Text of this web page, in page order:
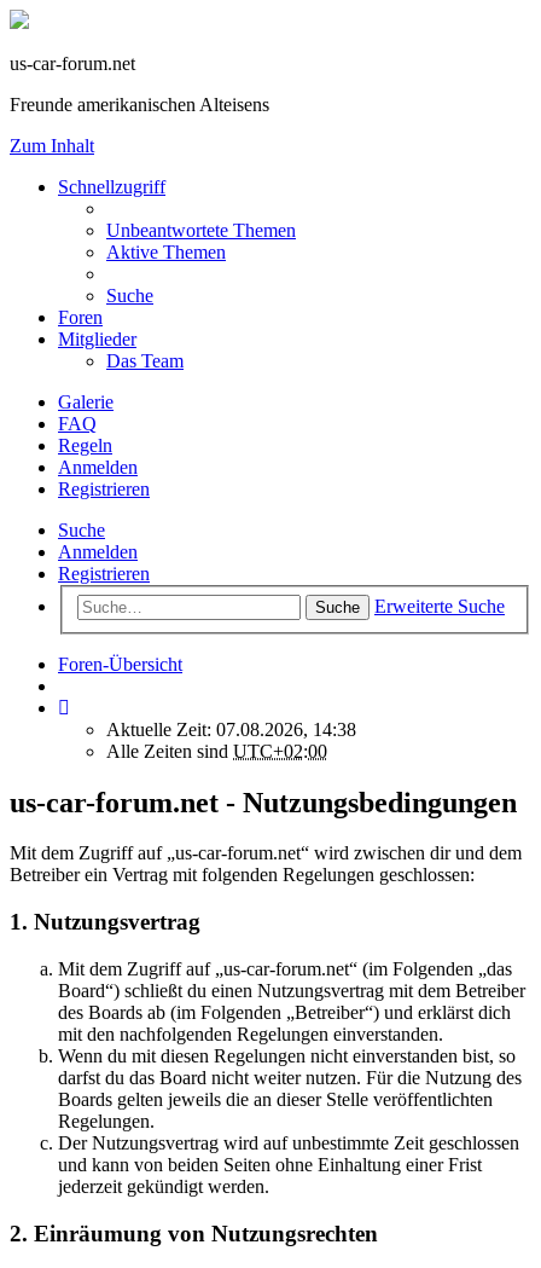
us-car-forum.net
Freunde amerikanischen Alteisens
Zum Inhalt
Schnellzugriff
Unbeantwortete Themen
Aktive Themen
Suche
Foren
Mitglieder
Das Team
Galerie
FAQ
Regeln
Anmelden
Registrieren
Suche
Anmelden
Registrieren
Suche Erweiterte Suche
Foren-Übersicht
Aktuelle Zeit: 07.08.2026, 14:38
Alle Zeiten sind UTC+02:00
us-car-forum.net - Nutzungsbedingungen
Mit dem Zugriff auf „us-car-forum.net“ wird zwischen dir und dem
Betreiber ein Vertrag mit folgenden Regelungen geschlossen:
1. Nutzungsvertrag
Mit dem Zugriff auf „us-car-forum.net“ (im Folgenden „das
Board“) schließt du einen Nutzungsvertrag mit dem Betreiber
des Boards ab (im Folgenden „Betreiber“) und erklärst dich
mit den nachfolgenden Regelungen einverstanden.
Wenn du mit diesen Regelungen nicht einverstanden bist, so
darfst du das Board nicht weiter nutzen. Für die Nutzung des
Boards gelten jeweils die an dieser Stelle veröffentlichten
Regelungen.
Der Nutzungsvertrag wird auf unbestimmte Zeit geschlossen
und kann von beiden Seiten ohne Einhaltung einer Frist
jederzeit gekündigt werden.
2. Einräumung von Nutzungsrechten